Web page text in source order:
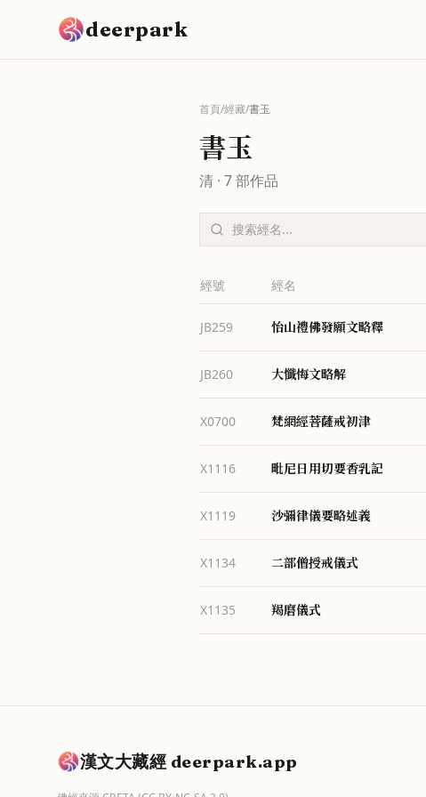
deerpark
首頁/經藏/書玉
書玉
清 · 7部作品
經號 經名
JB259 怡山禮佛發願文略釋
JB260 大懺悔文略解
X0700 梵網經菩薩戒初津
X1116 毗尼日用切要香乳記
X1119 沙彌律儀要略述義
X1134 二部僧授戒儀式
X1135 羯磨儀式
漢文大藏經 deerpark.app